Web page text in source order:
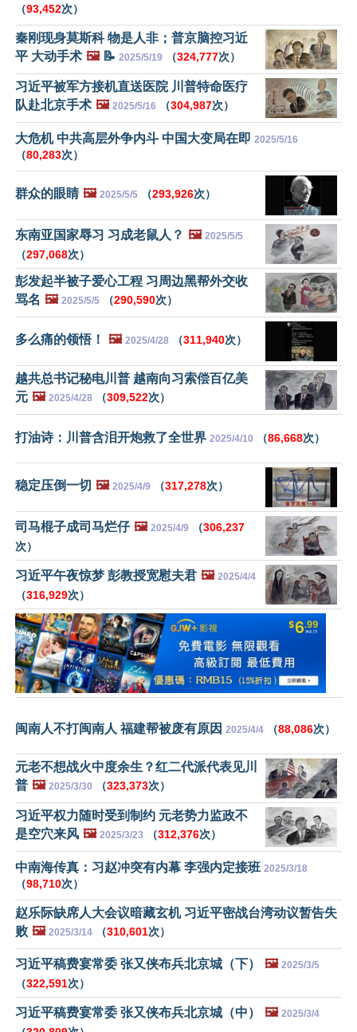
（93,452次）
秦刚现身莫斯科 物是人非；普京脑控习近
平 大动手术 🖼️📝 2025/5/19 （324,777次）
习近平被军方接机直送医院 川普特命医疗
队赴北京手术 🖼️ 2025/5/16 （304,987次）
大危机 中共高层外争内斗 中国大变局在即 2025/5/16
（80,283次）
群众的眼睛 🖼️ 2025/5/5 （293,926次）
东南亚国家辱习 习成老鼠人？ 🖼️ 2025/5/5
（297,068次）
彭发起半被子爱心工程 习周边黑帮外交收
骂名 🖼️ 2025/5/5 （290,590次）
多么痛的领悟！ 🖼️ 2025/4/28 （311,940次）
越共总书记秘电川普 越南向习索偿百亿美
元 🖼️ 2025/4/28 （309,522次）
打油诗：川普含泪开炮救了全世界 2025/4/10 （86,668次）
稳定压倒一切 🖼️ 2025/4/9 （317,278次）
司马棍子成司马烂仔 🖼️ 2025/4/9 （306,237
次）
习近平午夜惊梦 彭教授宽慰夫君 🖼️ 2025/4/4
（316,929次）
闽南人不打闽南人 福建帮被废有原因 2025/4/4 （88,086次）
元老不想战火中度余生？红二代派代表见川
普 🖼️ 2025/3/30 （323,373次）
习近平权力随时受到制约 元老势力监政不
是空穴来风 🖼️ 2025/3/23 （312,376次）
中南海传真：习赵冲突有内幕 李强内定接班 2025/3/18
（98,710次）
赵乐际缺席人大会议暗藏玄机 习近平密战台湾动议暂告失
败 🖼️ 2025/3/14 （310,601次）
习近平稿费宴常委 张又侠布兵北京城（下） 🖼️ 2025/3/5
（322,591次）
习近平稿费宴常委 张又侠布兵北京城（中） 🖼️ 2025/3/4